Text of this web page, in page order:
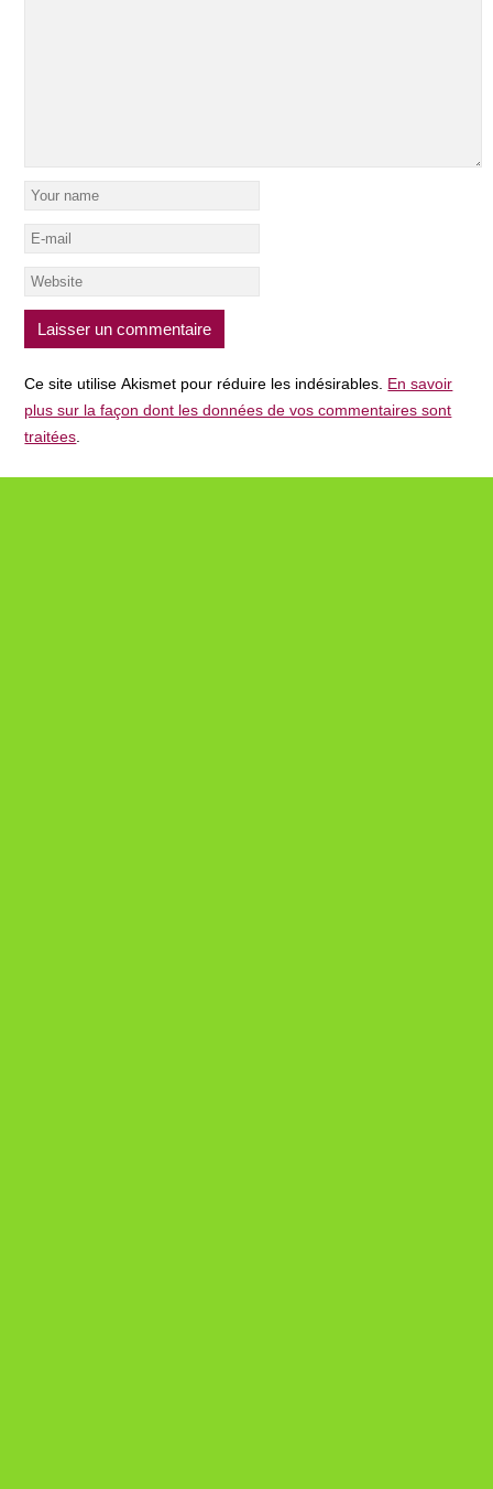
Ce site utilise Akismet pour réduire les indésirables. En savoir
plus sur la façon dont les données de vos commentaires sont
traitées